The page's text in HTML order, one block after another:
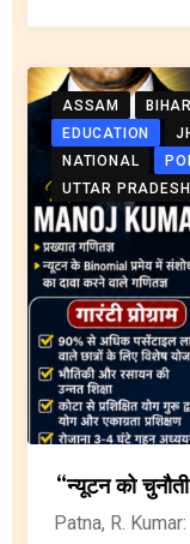
ASSAM BIHAR
EDUCATION
NATIONAL
UTTAR PRADESH
“न्यूटन को
Patna, R. Kumar: